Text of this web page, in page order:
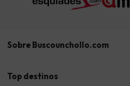
Sobre Buscounchollo.com
¿Quiénes somos?
Top destinos